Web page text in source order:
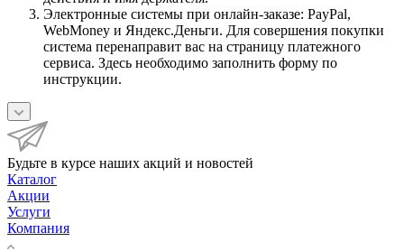
Электронные системы при онлайн-заказе: PayPal,
WebMoney и Яндекс.Деньги. Для совершения покупки
система перенаправит вас на страницу платежного
сервиса. Здесь необходимо заполнить форму по
инструкции.
Будьте в курсе наших акций и новостей
Каталог
Акции
Услуги
Компания